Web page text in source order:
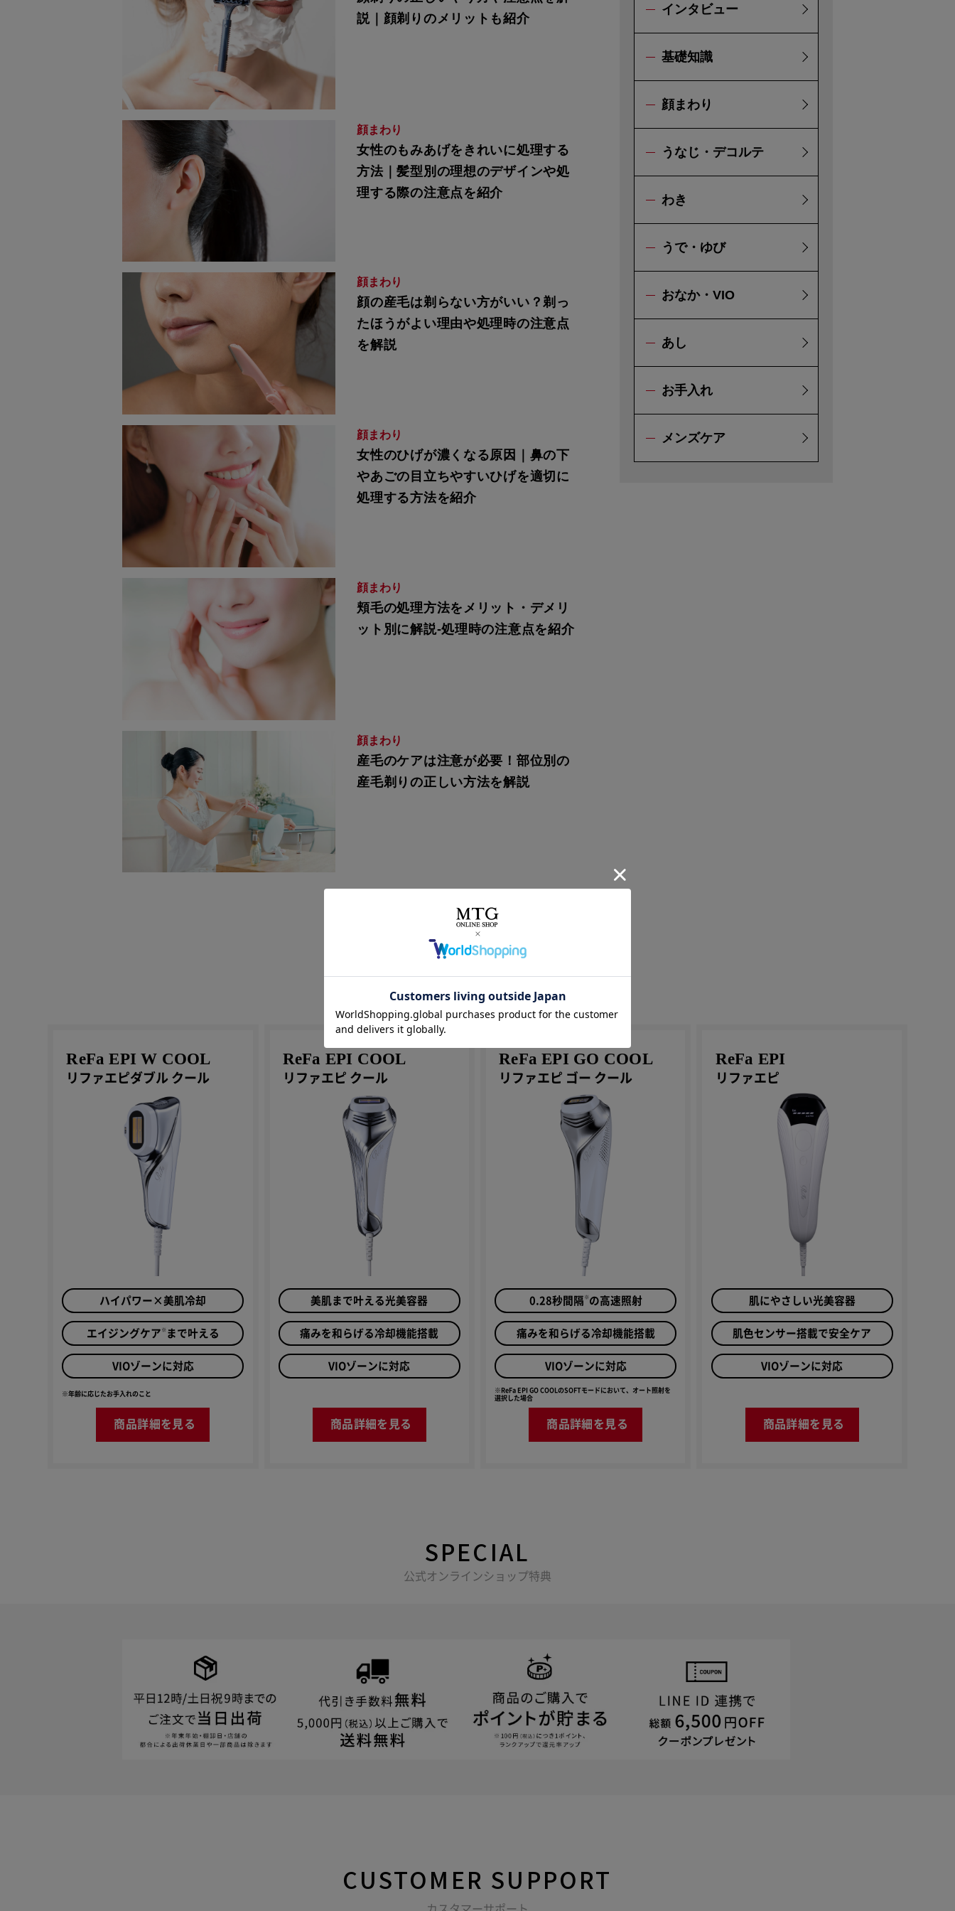
説｜顔剃りのメリットも紹介
顔まわり
女性のもみあげをきれいに処理する
方法｜髪型別の理想のデザインや処
理する際の注意点を紹介
顔まわり
顔の産毛は剃らない方がいい？剃っ
たほうがよい理由や処理時の注意点
を解説
顔まわり
女性のひげが濃くなる原因｜鼻の下
やあごの目立ちやすいひげを適切に
処理する方法を紹介
顔まわり
頬毛の処理方法をメリット・デメリ
ット別に解説-処理時の注意点を紹介
顔まわり
産毛のケアは注意が必要！部位別の
産毛剃りの正しい方法を解説
インタビュー
基礎知識
顔まわり
うなじ・デコルテ
わき
うで・ゆび
おなか・VIO
あし
お手入れ
メンズケア
PRODUCT
ReFa EPI W COOL
リファエピダブル クール
ハイパワー×美肌冷却
エイジングケア ※まで叶える
VIOゾーンに対応
※年齢に応じたお手入れのこと
商品詳細を見る
ReFa EPI COOL
リファエピ クール
美肌まで叶える光美容器
痛みを和らげる冷却機能搭載
VIOゾーンに対応
商品詳細を見る
ReFa EPI GO COOL
リファエピ ゴー クール
0.28秒間隔 ※の高速照射
痛みを和らげる冷却機能搭載
VIOゾーンに対応
※ReFa EPI GO COOLのSOFTモードにおいて、オート照射を
選択した場合
商品詳細を見る
ReFa EPI
リファエピ
肌にやさしい光美容器
肌色センサー搭載で安全ケア
VIOゾーンに対応
商品詳細を見る
SPECIAL
公式オンラインショップ特典
CUSTOMER SUPPORT